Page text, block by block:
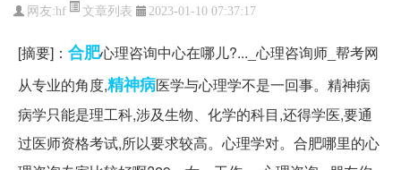
网友:hf 文章列表 2023-01-10 07:37:17
[摘要]： 合肥心理咨询中心在哪儿?..._心理咨询师_帮考网
从专业的角度,精神病医学与心理学不是一回事。精神病
病学只能是理工科,涉及生物、化学的科目,还得学医,要通
过医师资格考试,所以要求较高。心理学对。合肥哪里的心